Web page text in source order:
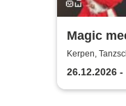
Magic
Kerpen,
26.12.2026 -